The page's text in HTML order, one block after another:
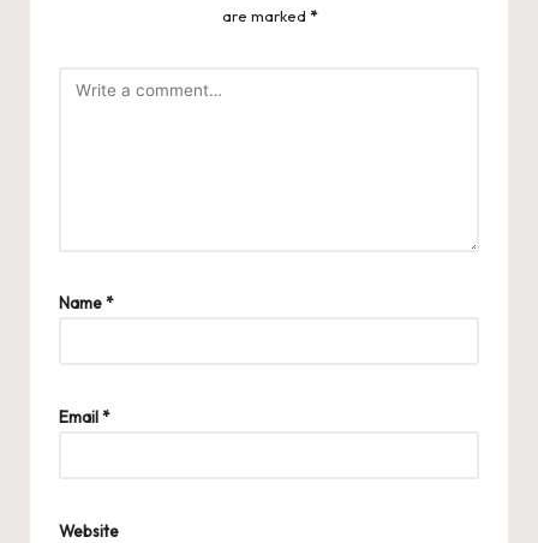
are marked *
Name*
Email*
Website